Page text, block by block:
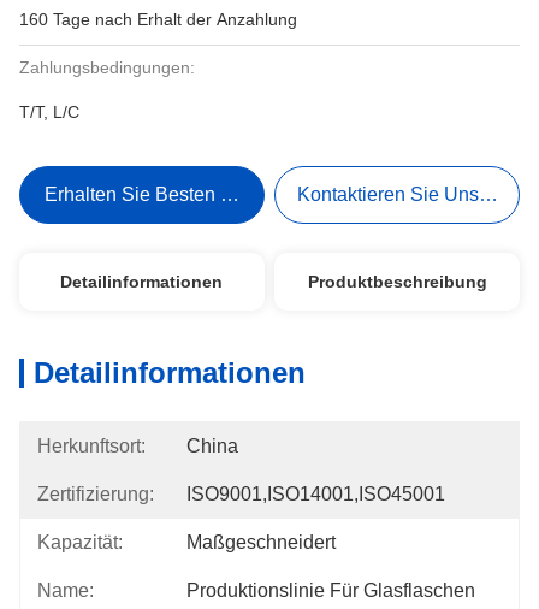
160 Tage nach Erhalt der Anzahlung
Zahlungsbedingungen:
T/T, L/C
Erhalten Sie Besten Preis Kontaktieren Sie Uns Jetzt
Detailinformationen Produktbeschreibung
Detailinformationen
Herkunftsort: China
Zertifizierung: ISO9001,ISO14001,ISO45001
Kapazität: Maßgeschneidert
Name: Produktionslinie Für Glasflaschen